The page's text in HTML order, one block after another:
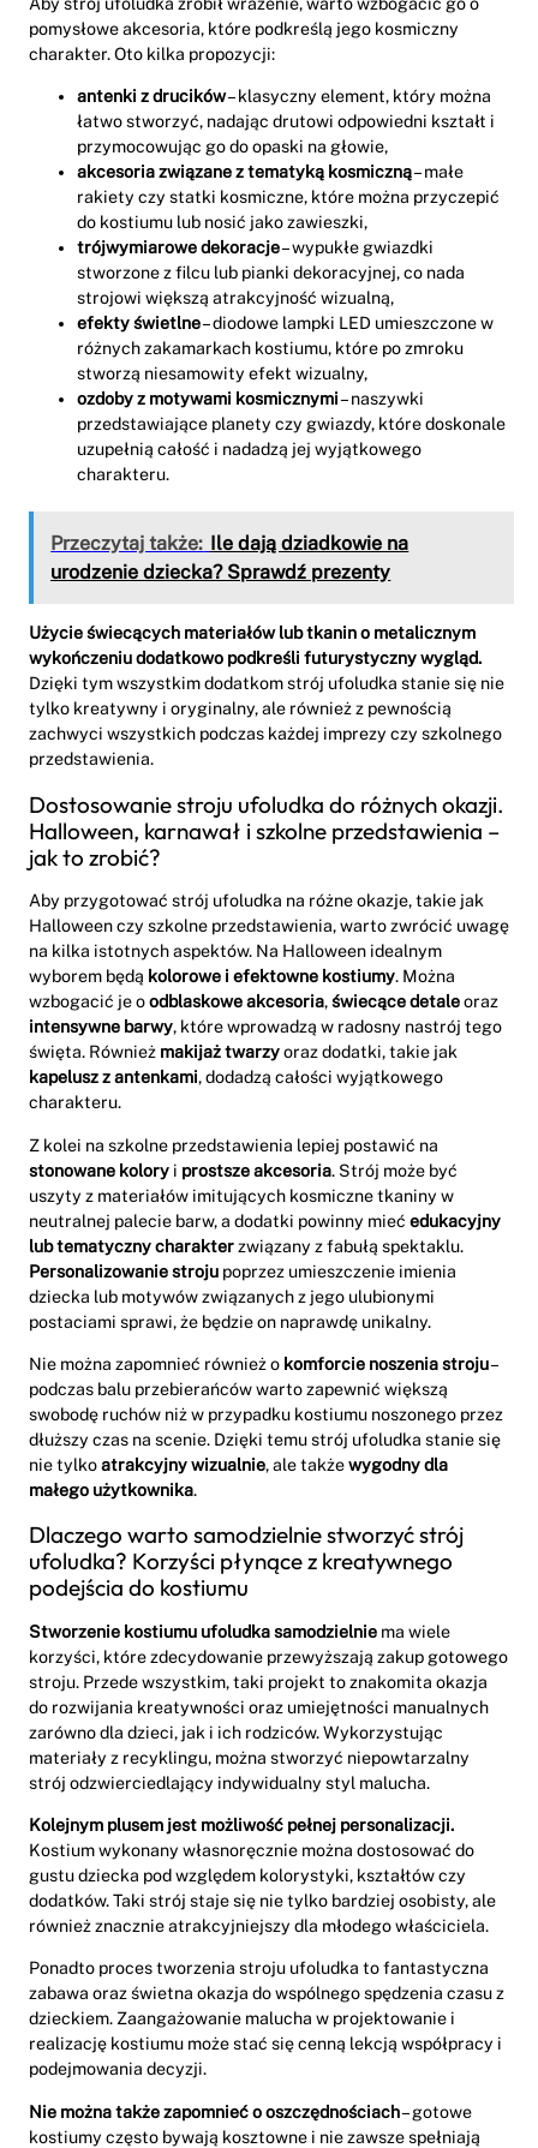
Aby strój ufoludka zrobił wrażenie, warto wzbogacić go o
pomysłowe akcesoria, które podkreślą jego kosmiczny
charakter. Oto kilka propozycji:
antenki z drucików– klasyczny element, który można
łatwo stworzyć, nadając drutowi odpowiedni kształt i
przymocowując go do opaski na głowie,
akcesoria związane z tematyką kosmiczną– małe
rakiety czy statki kosmiczne, które można przyczepić
do kostiumu lub nosić jako zawieszki,
trójwymiarowe dekoracje– wypukłe gwiazdki
stworzone z filcu lub pianki dekoracyjnej, co nada
strojowi większą atrakcyjność wizualną,
efekty świetlne– diodowe lampki LED umieszczone w
różnych zakamarkach kostiumu, które po zmroku
stworzą niesamowity efekt wizualny,
ozdoby z motywami kosmicznymi– naszywki
przedstawiające planety czy gwiazdy, które doskonale
uzupełnią całość i nadadzą jej wyjątkowego
charakteru.
Przeczytaj także: Ile dają dziadkowie na
urodzenie dziecka? Sprawdź prezenty
Użycie świecących materiałów lub tkanin o metalicznym
wykończeniu dodatkowo podkreśli futurystyczny wygląd.
Dzięki tym wszystkim dodatkom strój ufoludka stanie się nie
tylko kreatywny i oryginalny, ale również z pewnością
zachwyci wszystkich podczas każdej imprezy czy szkolnego
przedstawienia.
Dostosowanie stroju ufoludka do różnych okazji.
Halloween, karnawał i szkolne przedstawienia –
jak to zrobić?
Aby przygotować strój ufoludka na różne okazje, takie jak
Halloween czy szkolne przedstawienia, warto zwrócić uwagę
na kilka istotnych aspektów. Na Halloween idealnym
wyborem będą kolorowe i efektowne kostiumy. Można
wzbogacić je oodblaskowe akcesoria,świecące detaleoraz
intensywne barwy, które wprowadzą w radosny nastrój tego
święta. Również makijaż twarzyoraz dodatki, takie jak
kapelusz z antenkami, dodadzą całości wyjątkowego
charakteru.
Z kolei na szkolne przedstawienia lepiej postawić na
stonowane kolory i prostsze akcesoria. Strój może być
uszyty z materiałów imitujących kosmiczne tkaniny w
neutralnej palecie barw, a dodatki powinny mieć edukacyjny
lub tematyczny charakterzwiązany z fabułą spektaklu.
Personalizowanie stroju poprzez umieszczenie imienia
dziecka lub motywów związanych z jego ulubionymi
postaciami sprawi, że będzie on naprawdę unikalny.
Nie można zapomnieć również o komforcie noszenia stroju–
podczas balu przebierańców warto zapewnić większą
swobodę ruchów niż w przypadku kostiumu noszonego przez
dłuższy czas na scenie. Dzięki temu strój ufoludka stanie się
nie tylkoatrakcyjny wizualnie, ale takżewygodny dla
małego użytkownika.
Dlaczego warto samodzielnie stworzyć strój
ufoludka? Korzyści płynące z kreatywnego
podejścia do kostiumu
Stworzenie kostiumu ufoludka samodzielnie ma wiele
korzyści, które zdecydowanie przewyższają zakup gotowego
stroju. Przede wszystkim, taki projekt to znakomita okazja
do rozwijania kreatywności oraz umiejętności manualnych
zarówno dla dzieci, jak i ich rodziców. Wykorzystując
materiały z recyklingu, można stworzyć niepowtarzalny
strój odzwierciedlający indywidualny styl malucha.
Kolejnym plusem jest możliwość pełnej personalizacji.
Kostium wykonany własnoręcznie można dostosować do
gustu dziecka pod względem kolorystyki, kształtów czy
dodatków. Taki strój staje się nie tylko bardziej osobisty, ale
również znacznie atrakcyjniejszy dla młodego właściciela.
Ponadto proces tworzenia stroju ufoludka to fantastyczna
zabawa oraz świetna okazja do wspólnego spędzenia czasu z
dzieckiem. Zaangażowanie malucha w projektowanie i
realizację kostiumu może stać się cenną lekcją współpracy i
podejmowania decyzji.
Nie można także zapomnieć o oszczędnościach– gotowe
kostiumy często bywają kosztowne i nie zawsze spełniają